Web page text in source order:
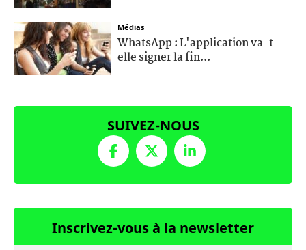
Médias
WhatsApp : L'application va-t-
elle signer la fin...
SUIVEZ-NOUS
Inscrivez-vous à la newsletter